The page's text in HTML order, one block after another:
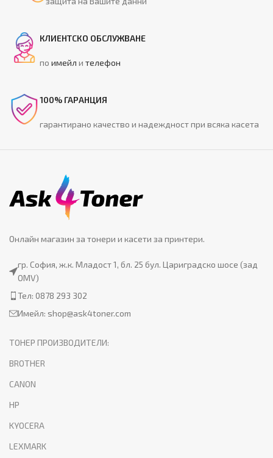
КЛИЕНТСКО ОБСЛУЖВАНЕ
поимейл ителефон
100% ГАРАНЦИЯ
гарантирано качество и надеждност при всяка касета
Онлайн магазин за тонери и касети за принтери.
гр. София, ж.к. Младост 1, бл. 25 бул. Цариградско шосе (зад
OMV)
Тел: 0878 293 302
Имейл: shop@ask4toner.com
ТОНЕР ПРОИЗВОДИТЕЛИ:
BROTHER
CANON
HP
KYOCERA
LEXMARK